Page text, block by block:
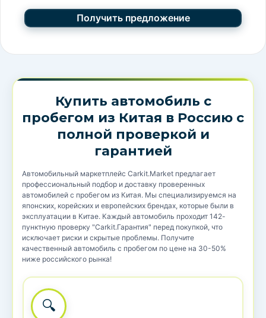
Купить автомобиль с
пробегом из Китая в Россию с
полной проверкой и
гарантией
Автомобильный маркетплейс Carkit.Market предлагает
профессиональный подбор и доставку проверенных
автомобилей с пробегом из Китая. Мы специализируемся на
японских, корейских и европейских брендах, которые были в
эксплуатации в Китае. Каждый автомобиль проходит 142-
пунктную проверку "Carkit.Гарантия" перед покупкой, что
исключает риски и скрытые проблемы. Получите
качественный автомобиль с пробегом по цене на 30-50%
ниже российского рынка!
🔍